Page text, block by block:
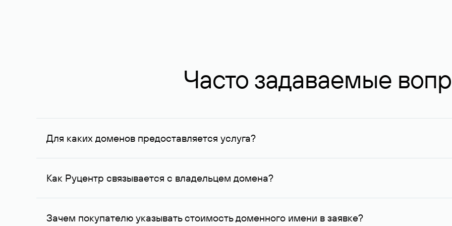
Часто задаваемые
Для каких доменов предоставляется услуга?
Услуга доступна для доменов, зарегистрированных в Руцентре и у других регистраторов. Для доменов,
Как Руцентр связывается с владельцем домена?
Для связи с владельцем домена используются его контактные данные, доступные Руцентру.
Зачем покупателю указывать стоимость доменного имени в заявке?